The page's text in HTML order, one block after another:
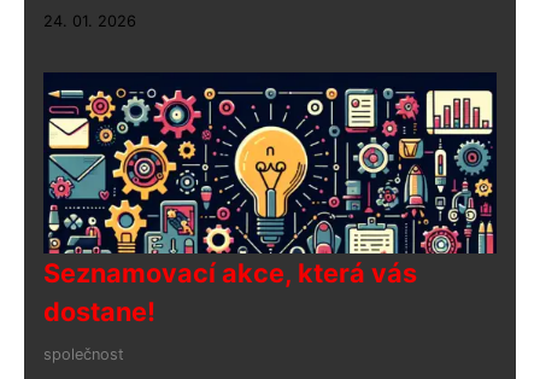
24. 01. 2026
Seznamovací akce, která vás
dostane!
společnost